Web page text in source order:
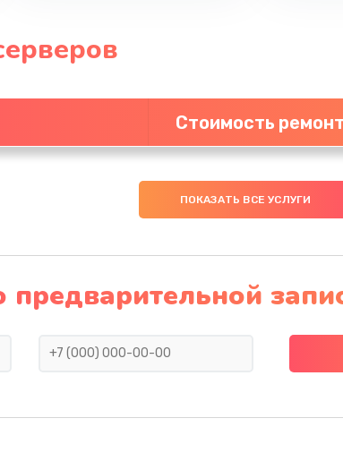
Стоимость
ПОКАЗАТЬ ВСЕ УСЛУГИ
предварительной